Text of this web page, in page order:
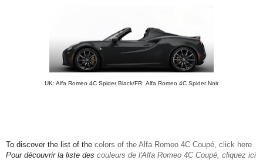
UK: Alfa Romeo 4C Spider Black/FR: Alfa Romeo 4C Spider Noir
To discover the list of the colors of the Alfa Romeo 4C Coupé, click here
Pour découvrir la liste des couleurs de l'Alfa Romeo 4C Coupé, cliquez ici